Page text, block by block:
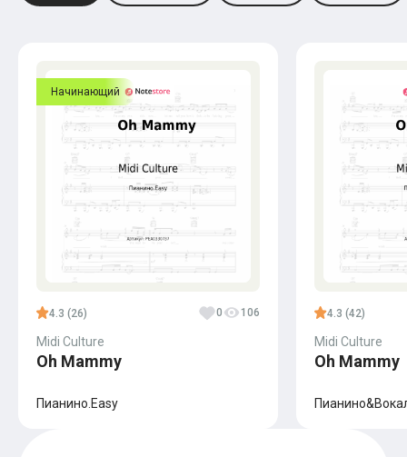
Начинающий
4.3 (26) 0 106
Midi Culture
Oh Mammy
Пианино.Easy
4.3 (42)
Midi Culture
Oh Mammy